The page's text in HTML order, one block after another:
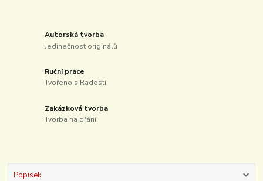
Autorská tvorba
Jedinečnost originálů
Ruční práce
Tvořeno s Radostí
Zakázková tvorba
Tvorba na přání
Popisek